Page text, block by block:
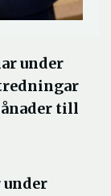
under
till